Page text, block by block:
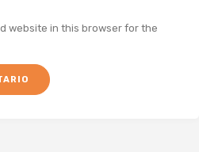
website in this browser for the